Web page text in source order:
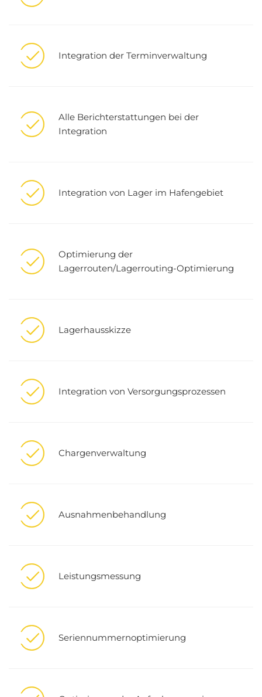
Integration der Terminverwaltung
Alle Berichterstattungen bei der
Integration
Integration von Lager im Hafengebiet
Optimierung der
Lagerrouten/Lagerrouting-Optimierung
Lagerhausskizze
Integration von Versorgungsprozessen
Chargenverwaltung
Ausnahmenbehandlung
Leistungsmessung
Seriennummernoptimierung